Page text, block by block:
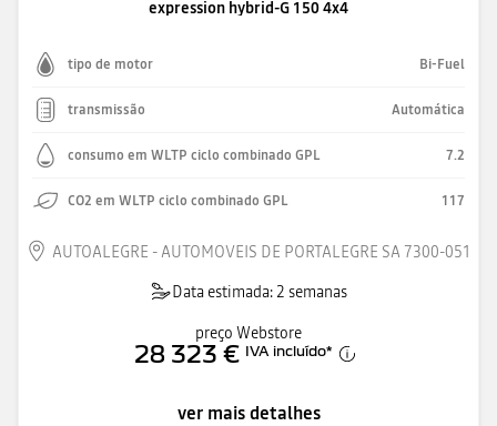
expression hybrid-G 150 4x4
tipo de motor Bi-Fuel
transmissão Automática
consumo em WLTP ciclo combinado GPL 7.2
CO2 em WLTP ciclo combinado GPL 117
AUTOALEGRE - AUTOMOVEIS DE PORTALEGRE SA 7300-051
Data estimada: 2 semanas
preço Webstore
28 323 € IVA incluído*
ver mais detalhes